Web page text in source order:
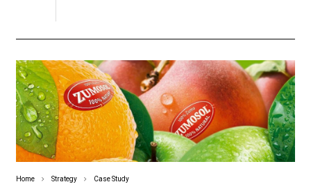
Home Strategy Case Study